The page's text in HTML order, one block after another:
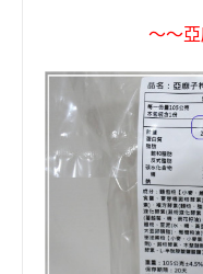
〜〜